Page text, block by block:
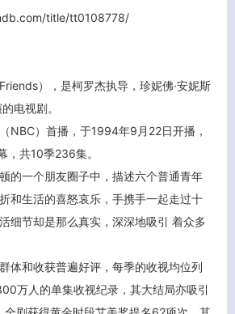
title/tt0108778/
），是柯罗杰执导，珍妮佛·安妮斯
电视剧。
NBC）首播，于1994年9月22日开播，
共10季236集。
的一个朋友圈子中，描述六个普通青年
和生活的喜怒哀乐，手携手一起走过十
细节却是那么真实，深深地吸引 着众多
体和收获普遍好评，每季的收视均位列
万人的单集收视纪录，其大结局亦吸引